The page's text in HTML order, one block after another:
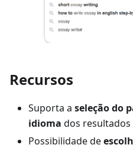
Recursos
Suporta a seleção do
idioma dos resultados
Possibilidade de